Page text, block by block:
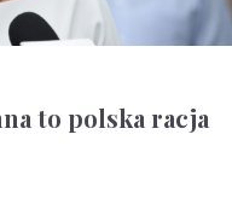
to polska racja